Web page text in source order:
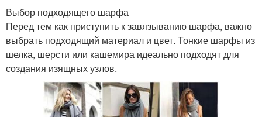
Выбор подходящего шарфа
Перед тем как приступить к завязыванию шарфа, важно
выбрать подходящий материал и цвет. Тонкие шарфы из
шелка, шерсти или кашемира идеально подходят для
создания изящных узлов.